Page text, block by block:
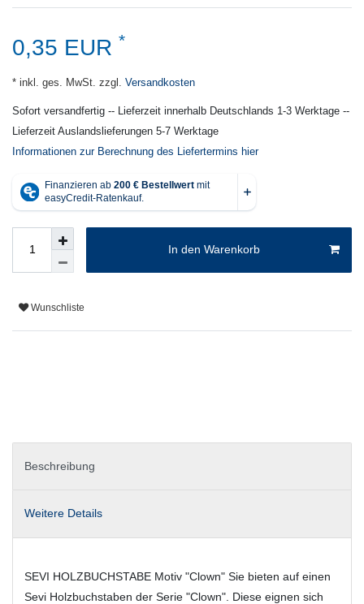
0,35 EUR *
* inkl. ges. MwSt. zzgl. Versandkosten
Sofort versandfertig -- Lieferzeit innerhalb Deutschlands 1-3 Werktage --
Lieferzeit Auslandslieferungen 5-7 Werktage
Informationen zur Berechnung des Liefertermins hier
In den Warenkorb
Wunschliste
Beschreibung
Weitere Details
SEVI HOLZBUCHSTABE Motiv "Clown" Sie bieten auf einen
Sevi Holzbuchstaben der Serie "Clown". Diese eignen sich